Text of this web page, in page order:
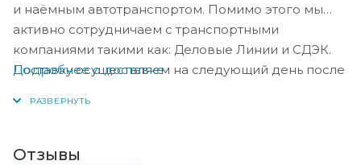
и наёмным автотранспортом. Помимо этого мы
активно сотрудничаем с транспортными
компаниями такими как: Деловые Линии и СДЭК.
Доставку осуществляем на следующий день после
Подробнее о доставке
Отзывы